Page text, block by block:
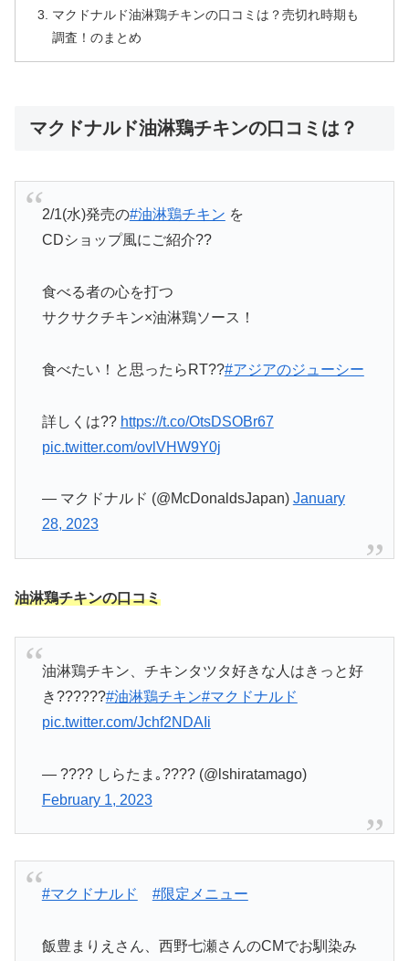
マクドナルド油淋鶏チキンの口コミは？売切れ時期も
調査！のまとめ
マクドナルド油淋鶏チキンの口コミは？
2/1(水)発売の#油淋鶏チキンを
CDショップ風にご紹介??
食べる者の心を打つ
サクサクチキン×油淋鶏ソース！
食べたい！と思ったらRT??#アジアのジューシー
詳しくは??https://t.co/OtsDSOBr67
pic.twitter.com/ovlVHW9Y0j
— マクドナルド (@McDonaldsJapan)January
28, 2023
油淋鶏チキンの口コミ
油淋鶏チキン、チキンタツタ好きな人はきっと好
き??????
#油淋鶏チキン #マクドナルド
— ???? しらたま｡???? (@lshiratamago)